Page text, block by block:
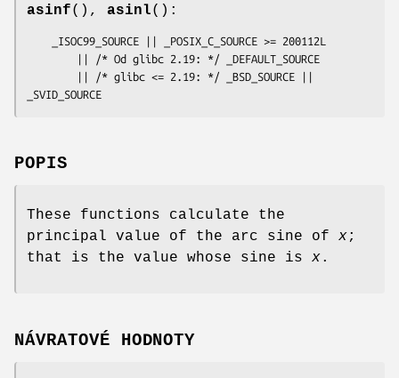
asinf(), asinl():
_SVID_SOURCE
POPIS
These functions calculate the
principal value of the arc sine of x;
that is the value whose sine is x.
NÁVRATOVÉ HODNOTY